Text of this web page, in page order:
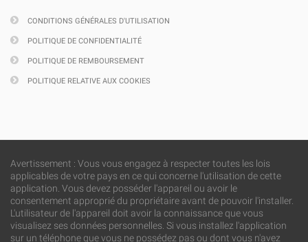
CONDITIONS GÉNÉRALES D'UTILISATION
POLITIQUE DE CONFIDENTIALITÉ
POLITIQUE DE REMBOURSEMENT
POLITIQUE RELATIVE AUX COOKIES
Avertissement : Vous vous engagez à respecter toutes les lois
applicables de votre pays en ce qui concerne l'utilisation de cette
application. Vous devez posséder l'appareil ou avoir le
consentement approprié du propriétaire avant de pouvoir l'installer.
L'utilisateur de l'appareil doit avoir la connaissance que vous
visualisez ses données personnelles. Si vous installez l'application
sur un téléphone que vous ne possédez pas ou dont vous n'avez